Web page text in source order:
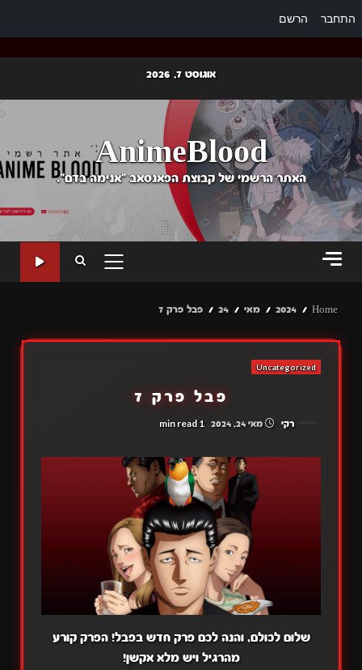
התחבר הרשם
content
אוגוסט 7, 2026
AnimeBlood
האתר הרשמי של קבוצת הפאנסאב "אנימה בדם".
PRIMARY
Home
2024 מאי 24 פבל פרק 7
Uncategorized
פבל פרק 7
רקי מאי 24, 2024 1 min read
שלום לכולם, והנה לכם פרק חדש בפבל! הפרק קורע
מהרגיל ויש מלא אקשן!